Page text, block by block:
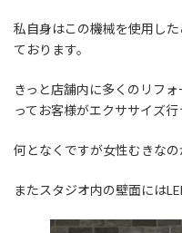
私自身はこの機械を使用し
ております。
きっと店舗内に多くのリフ
ってお客様がエクササイズ行
何となくですが女性むきなの
またスタジオ内の壁面には